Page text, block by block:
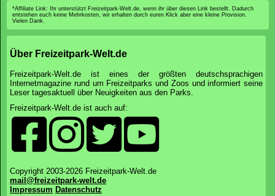
*Affiliate Link: Ihr unterstützt Freizeitpark-Welt.de, wenn ihr über diesen Link bestellt. Dadurch
entstehen euch keine Mehrkosten, wir erhalten durch euren Klick aber eine kleine Provision.
Vielen Dank.
Über Freizeitpark-Welt.de
Freizeitpark-Welt.de ist eines der größten deutschsprachigen
Internetmagazine rund um Freizeitparks und Zoos und informiert seine
Leser tagesaktuell über Neuigkeiten aus den Parks.
Freizeitpark-Welt.de ist auch auf:
Copyright 2003-2026 Freizeitpark-Welt.de
mail@freizeitpark-welt.de
Impressum Datenschutz